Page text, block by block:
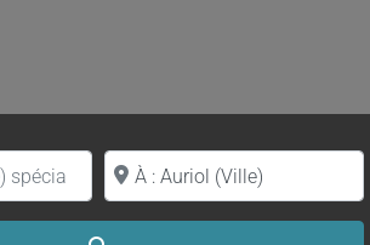
par nom
Proche de (ville ou région)